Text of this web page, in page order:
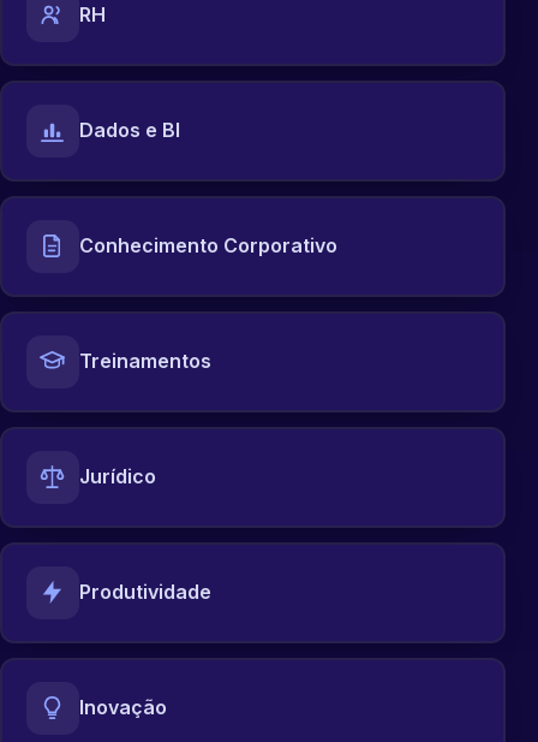
RH
Dados e BI
Conhecimento Corporativo
Treinamentos
Jurídico
Produtividade
Inovação